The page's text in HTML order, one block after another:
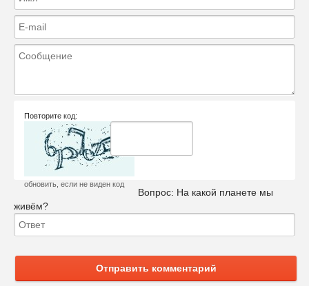
Повторите код:
обновить, если не виден код
Вопрос: На какой планете мы
живём?
Отправить комментарий